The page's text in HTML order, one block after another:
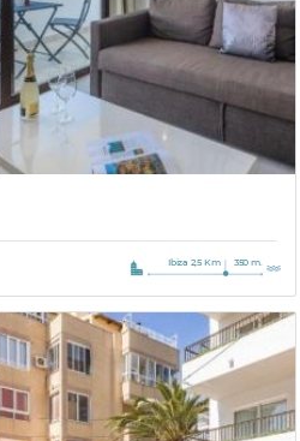
Ibiza 2,5 Km 350 m.